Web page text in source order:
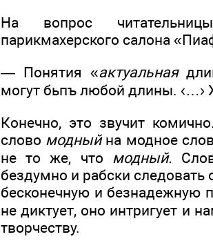
На вопрос
парикмахерского салона
— Понятия «актуальная
могут бьпъ любой длины. ‹…›
Конечно, это звучит
слово модныйна модное
не то же, что модный.
бездумно и рабски следовать
бесконечную и безнадежную
не диктует, оно интригует и
творчеству.